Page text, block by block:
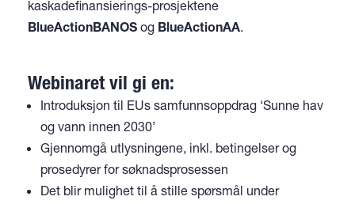
kaskadefinansierings-prosjektene
BlueActionBANOS og BlueActionAA.
Webinaret vil gi en:
Introduksjon til EUs samfunnsoppdrag ‘Sunne hav
og vann innen 2030’
Gjennomgå utlysningene, inkl. betingelser og
prosedyrer for søknadsprosessen
Det blir mulighet til å stille spørsmål under